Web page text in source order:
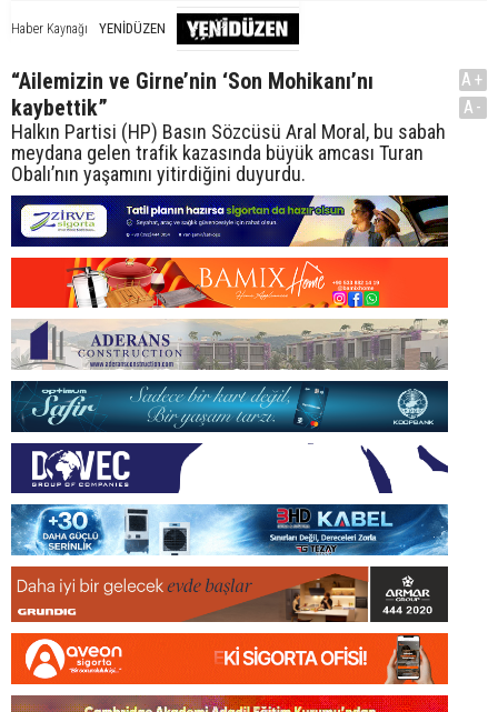
Haber Kaynağı YENİDÜZEN
“Ailemizin ve Girne’nin ‘Son Mohikanı’nı
kaybettik”
Halkın Partisi (HP) Basın Sözcüsü Aral Moral, bu sabah
meydana gelen trafik kazasında büyük amcası Turan
Obalı’nın yaşamını yitirdiğini duyurdu.
A+
A-